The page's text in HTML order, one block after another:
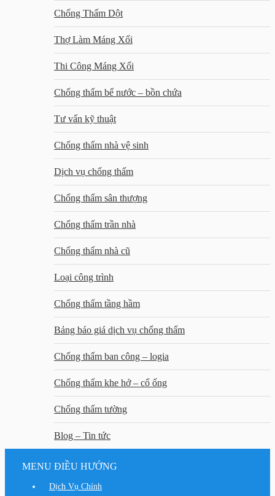
Chống Thấm Dột
Thợ Làm Máng Xối
Thi Công Máng Xối
Chống thấm bể nước – bồn chứa
Tư vấn kỹ thuật
Chống thấm nhà vệ sinh
Dịch vụ chống thấm
Chống thấm sân thượng
Chống thấm trần nhà
Chống thấm nhà cũ
Loại công trình
Chống thấm tầng hầm
Bảng báo giá dịch vụ chống thấm
Chống thấm ban công – logia
Chống thấm khe hở – cổ ống
Chống thấm tường
Blog – Tin tức
MENU ĐIỀU HƯỚNG
Dịch Vụ Chính